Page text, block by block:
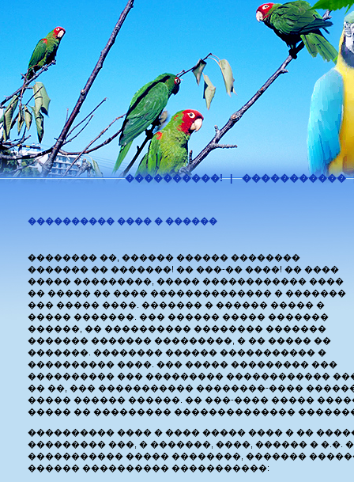
����������!|�����������
���������� ���� � ������
�������� ��, ������ ������ ��������
������� �� �������! �� ���-�� ����! �� ����
����� ���������, ����� ������������ ����
�� ����� �� ���� �������������� � �������
��� ����� ����. ������� � ������ ����� �
����� �������. ��� ������ ����� �������
������, �� ���������� �������� �������
������� ������� ���������, � �� ����� ��
�������. �������� ������ ����������� �
���������� ����. ��� ����� ��������� ���
���������� ��� ��������� ������������
�� ��, ��� ����������� ��������-����
����� ������ ������. �� ���-���� �����
����� �� ��������� ��������������
���������� ���� � ���� ����� ���� � ��
��������� ���, � �������, ����, ������ � �.�.
����������� ����� ��������, �������
������ ���������� �����������: